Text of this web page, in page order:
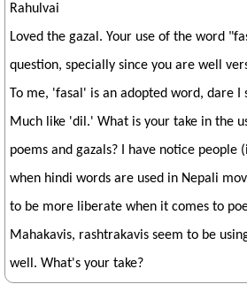
Rahulvai
Loved the gazal. Your use of the word
question, specially since you are well
To me, 'fasal' is an adopted word, dare I
Much like 'dil.' What is your take in the
poems and gazals? I have notice people
when hindi words are used in Nepali
to be more liberate when it comes to
Mahakavis, rashtrakavis seem to be
well. What's your take?